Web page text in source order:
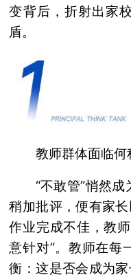
变背后，折射出家
盾。
教师群体面临何
“不敢管”悄然
稍加批评，便有家
作业完成不佳，教
意针对”。教师在每
衡：这是否会成为